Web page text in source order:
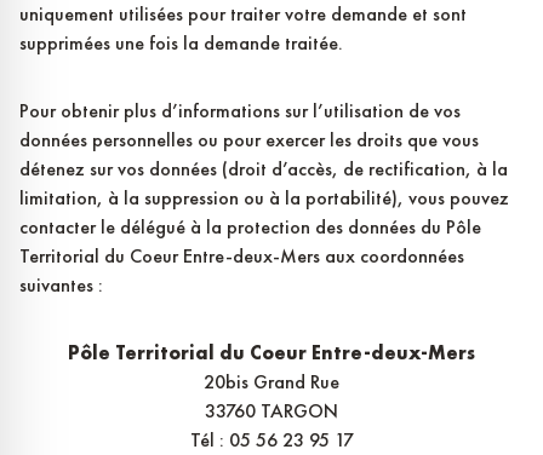
uniquement utilisées pour traiter votre demande et sont
supprimées une fois la demande traitée.
Pour obtenir plus d’informations sur l’utilisation de vos
données personnelles ou pour exercer les droits que vous
détenez sur vos données (droit d’accès, de rectification, à la
limitation, à la suppression ou à la portabilité), vous pouvez
contacter le délégué à la protection des données du Pôle
Territorial du Coeur Entre-deux-Mers aux coordonnées
suivantes :
Pôle Territorial du Coeur Entre-deux-Mers
20bis Grand Rue
33760 TARGON
Tél : 05 56 23 95 17